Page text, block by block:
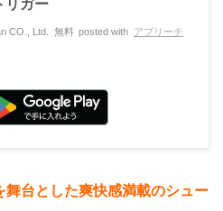
リガー
CO., Ltd. 無料 posted with アプリーチ
舞台とした爽快感満載のシュー